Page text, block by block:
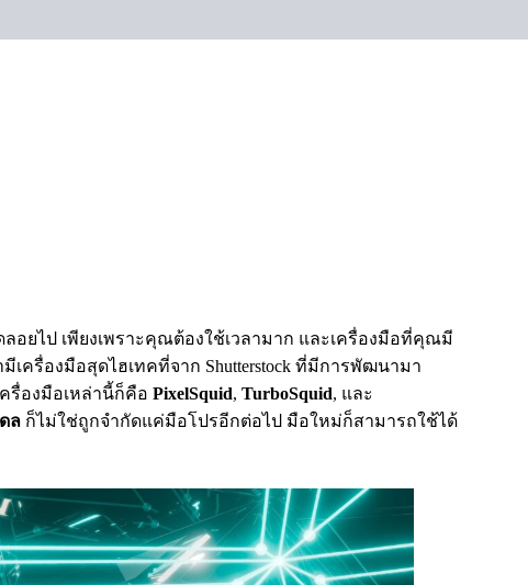
ยไป เพียงเพราะคุณต้องใช้เวลามาก และเครื่องมือที่คุณมี
ครื่องมือสุดไฮเทคที่จาก Shutterstock ที่มีการพัฒนามา
รื่องมือเหล่านี้ก็คือ PixelSquid, TurboSquid, และ
ล ก็ไม่ใช่ถูกจำกัดแค่มือโปรอีกต่อไป มือใหม่ก็สามารถใช้ได้